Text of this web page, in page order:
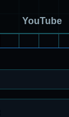
YouTube